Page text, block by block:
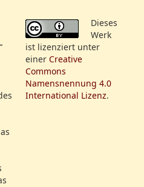
Fleck
Dieses
Werk
ist lizenziert unter
einer Creative
Commons
Namensnennung 4.0
International Lizenz.